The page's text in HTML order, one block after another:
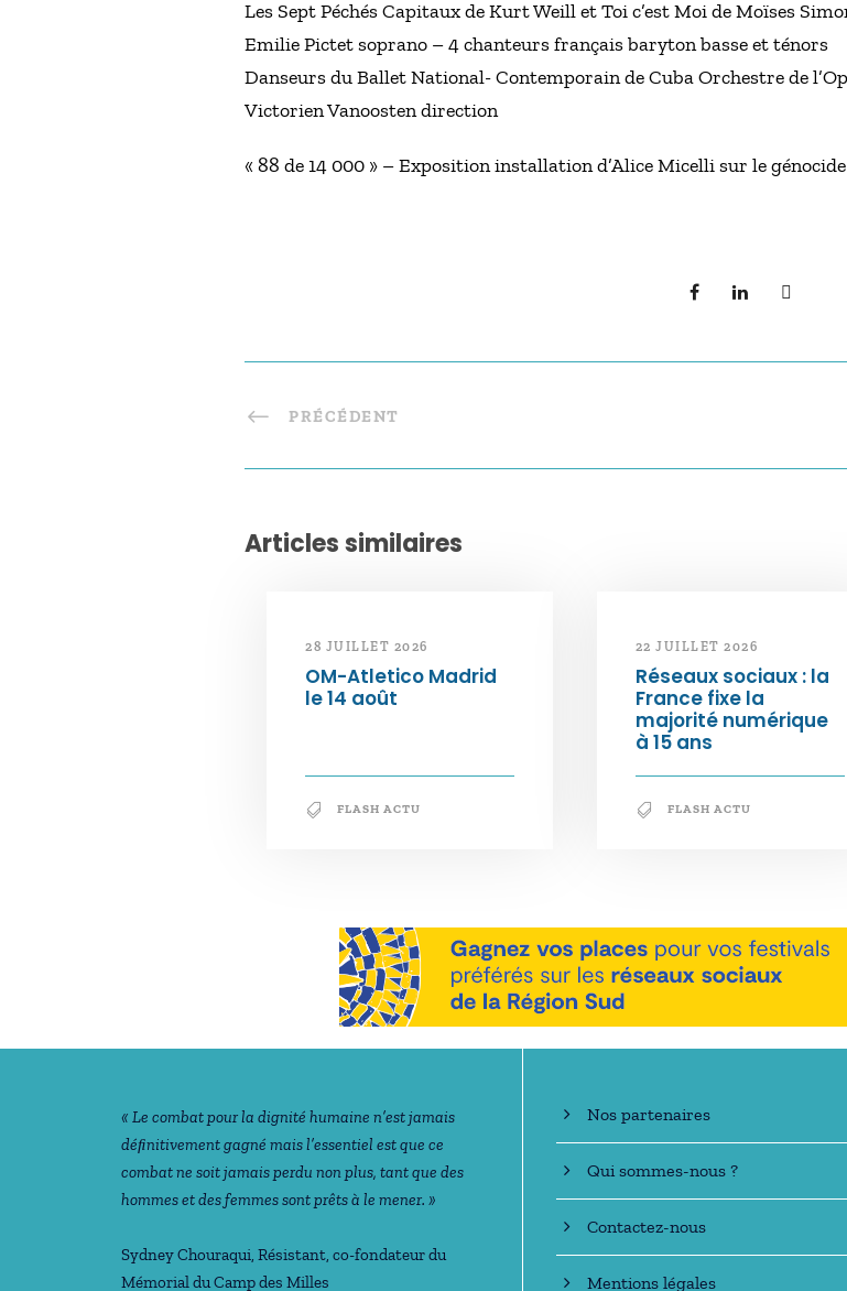
Les Sept Péchés Capitaux de Kurt Weill et Toi c’est Moi de Moïses
Emilie Pictet soprano – 4 chanteurs français baryton basse et ténors
Danseurs du Ballet National- Contemporain de Cuba Orchestre de
Victorien Vanoosten direction
« 88 de 14 000 » – Exposition installation d’Alice Micelli sur le
PRÉCÉDENT
Articles similaires
28 JUILLET 2026
OM-Atletico Madrid
le 14 août
FLASH ACTU
22 JUILLET 2026
Réseaux sociaux : la
France fixe la
majorité numérique
à 15 ans
FLASH ACTU
Notre philosophie
« Le combat pour la dignité humaine n’est jamais
déﬁnitivement gagné mais l’essentiel est que ce
combat ne soit jamais perdu non plus, tant que des
hommes et des femmes sont prêts à le mener. »
Sydney Chouraqui, Résistant, co-fondateur du
Mémorial du Camp des Milles
En savoir +
Nos partenaires
Qui sommes-nous ?
Contactez-nous
Mentions légales